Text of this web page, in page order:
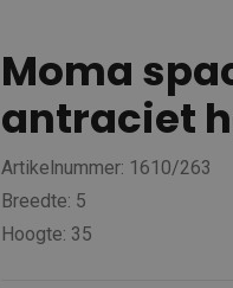
Moma
antraciet
Artikelnummer: 1610/263
Breedte: 5
Hoogte: 35